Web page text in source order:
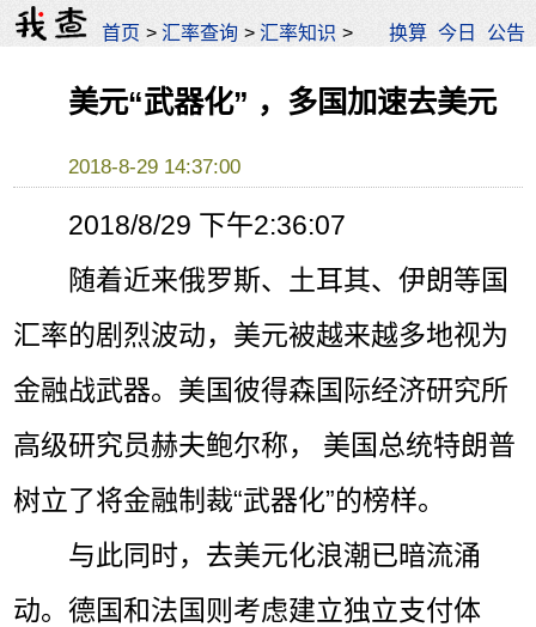
首页 >汇率查询 >汇率知识 > 换算 今日 公告
美元“武器化” ，多国加速去美元
2018-8-29 14:37:00
2018/8/29 下午2:36:07
随着近来俄罗斯、土耳其、伊朗等国
汇率的剧烈波动，美元被越来越多地视为
金融战武器。美国彼得森国际经济研究所
高级研究员赫夫鲍尔称， 美国总统特朗普
树立了将金融制裁“武器化”的榜样。
与此同时，去美元化浪潮已暗流涌
动。德国和法国则考虑建立独立支付体